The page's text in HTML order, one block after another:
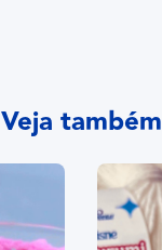
Veja também